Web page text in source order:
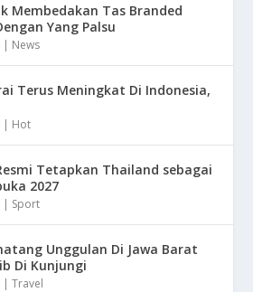
Membedakan Tas Branded
Yang Palsu
| News
Terus Meningkat Di Indonesia,
| Hot
Tetapkan Thailand sebagai
2027
| Sport
Unggulan Di Jawa Barat
Di Kunjungi
|Travel